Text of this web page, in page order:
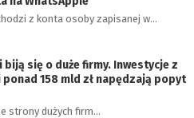
z konta osoby zapisanej w…
biją się o duże firmy. Inwestycje z
ponad 158 mld zł napędzają popyt
strony dużych firm…